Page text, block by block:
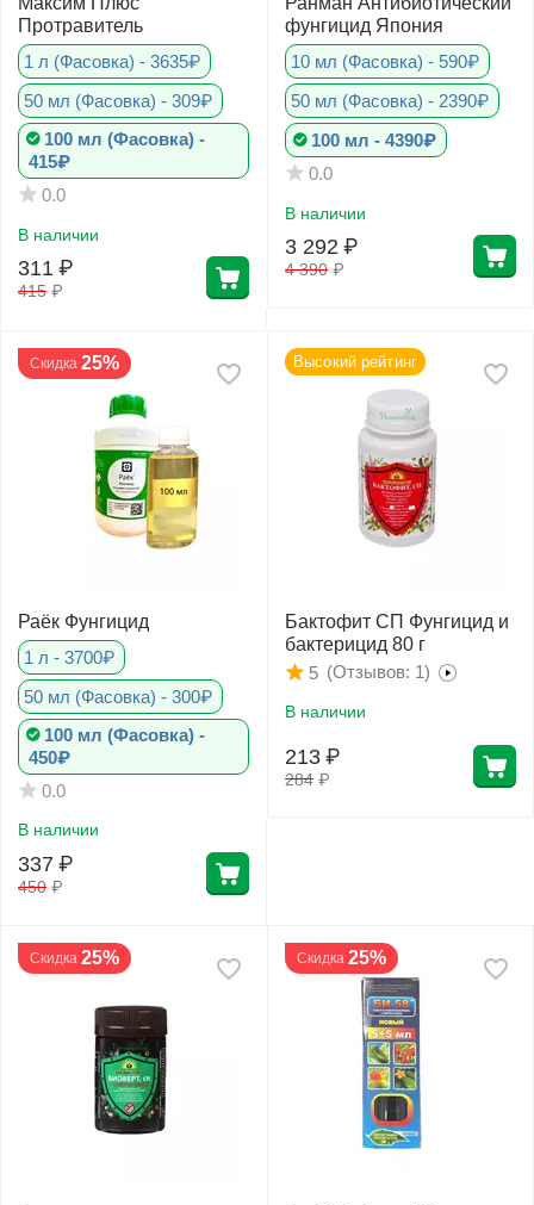
Протравитель
1 л (Фасовка) - 3635₽
50 мл (Фасовка) - 309₽
100 мл (Фасовка) -
415₽
0.0
В наличии
415 ₽
311 ₽
фунгицид Япония
10 мл (Фасовка) - 590₽
50 мл (Фасовка) - 2390₽
100 мл - 4390₽
0.0
В наличии
4 390 ₽
3 292 ₽
Скидка 25%
Раёк Фунгицид
1 л - 3700₽
50 мл (Фасовка) - 300₽
100 мл (Фасовка) -
450₽
0.0
В наличии
450 ₽
337 ₽
Высокий рейтинг
Бактофит СП Фунгицид и
бактерицид 80 г
(Отзывов: 1)
5
В наличии
284 ₽
213 ₽
Скидка 25% Скидка 25%